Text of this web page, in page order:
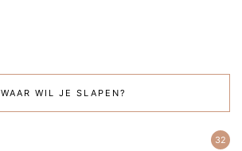
WAAR WIL JE SLAPEN?
32